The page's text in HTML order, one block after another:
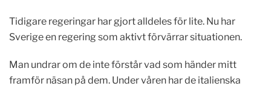
Tidigare regeringar har gjort alldeles för lite. Nu har
Sverige en regering som aktivt förvärrar situationen.
Man undrar om de inte förstår vad som händer mitt
framför näsan på dem. Under våren har de italienska